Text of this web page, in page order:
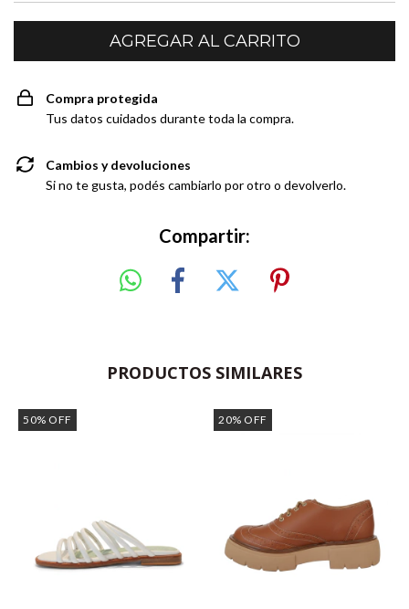
Compra protegida
Tus datos cuidados durante toda la compra.
Cambios y devoluciones
Si no te gusta, podés cambiarlo por otro o devolverlo.
Compartir:
PRODUCTOS SIMILARES
50% OFF 20% OFF